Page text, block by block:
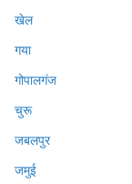
खेल
गया
गोपालगंज
चुरू
जबलपुर
जमुई